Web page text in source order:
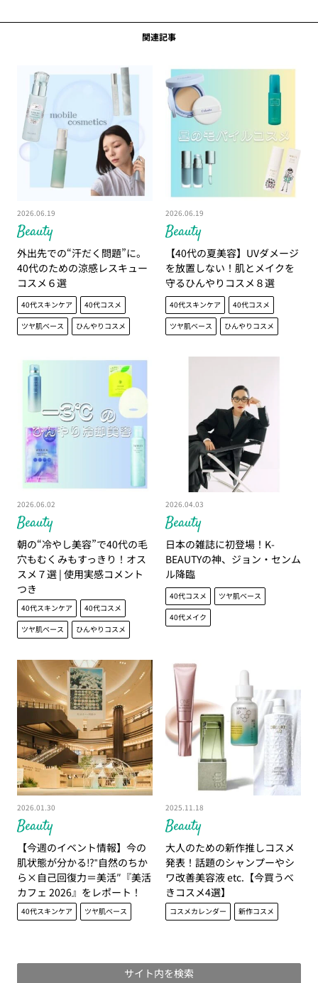
関連記事
Beauty
2026.06.19
外出先での“汗だく問題”に。
40代のための涼感レスキュー
コスメ６選
40代スキンケア
40代コスメ
ツヤ肌ベース
ひんやりコスメ
Beauty
2026.06.19
【40代の夏美容】UVダメージ
を放置しない！肌とメイクを
守るひんやりコスメ８選
40代スキンケア
40代コスメ
ツヤ肌ベース
ひんやりコスメ
Beauty
2026.06.02
朝の“冷やし美容”で40代の毛
穴もむくみもすっきり！オス
スメ７選 | 使用実感コメント
つき
40代スキンケア
40代コスメ
ツヤ肌ベース
ひんやりコスメ
Beauty
2026.04.03
日本の雑誌に初登場！K-
BEAUTYの神、ジョン・センム
ル降臨
40代コスメ
ツヤ肌ベース
40代メイク
Beauty
2026.01.30
【今週のイベント情報】今の
肌状態が分かる⁉‟自然のちか
ら×自己回復力＝美活″『美活
カフェ 2026』をレポート！
40代スキンケア ツヤ肌ベース
Beauty
2025.11.18
大人のための新作推しコスメ
発表！話題のシャンプーやシ
ワ改善美容液 etc.【今買うべ
きコスメ4選】
コスメカレンダー 新作コスメ
サイト内を検索